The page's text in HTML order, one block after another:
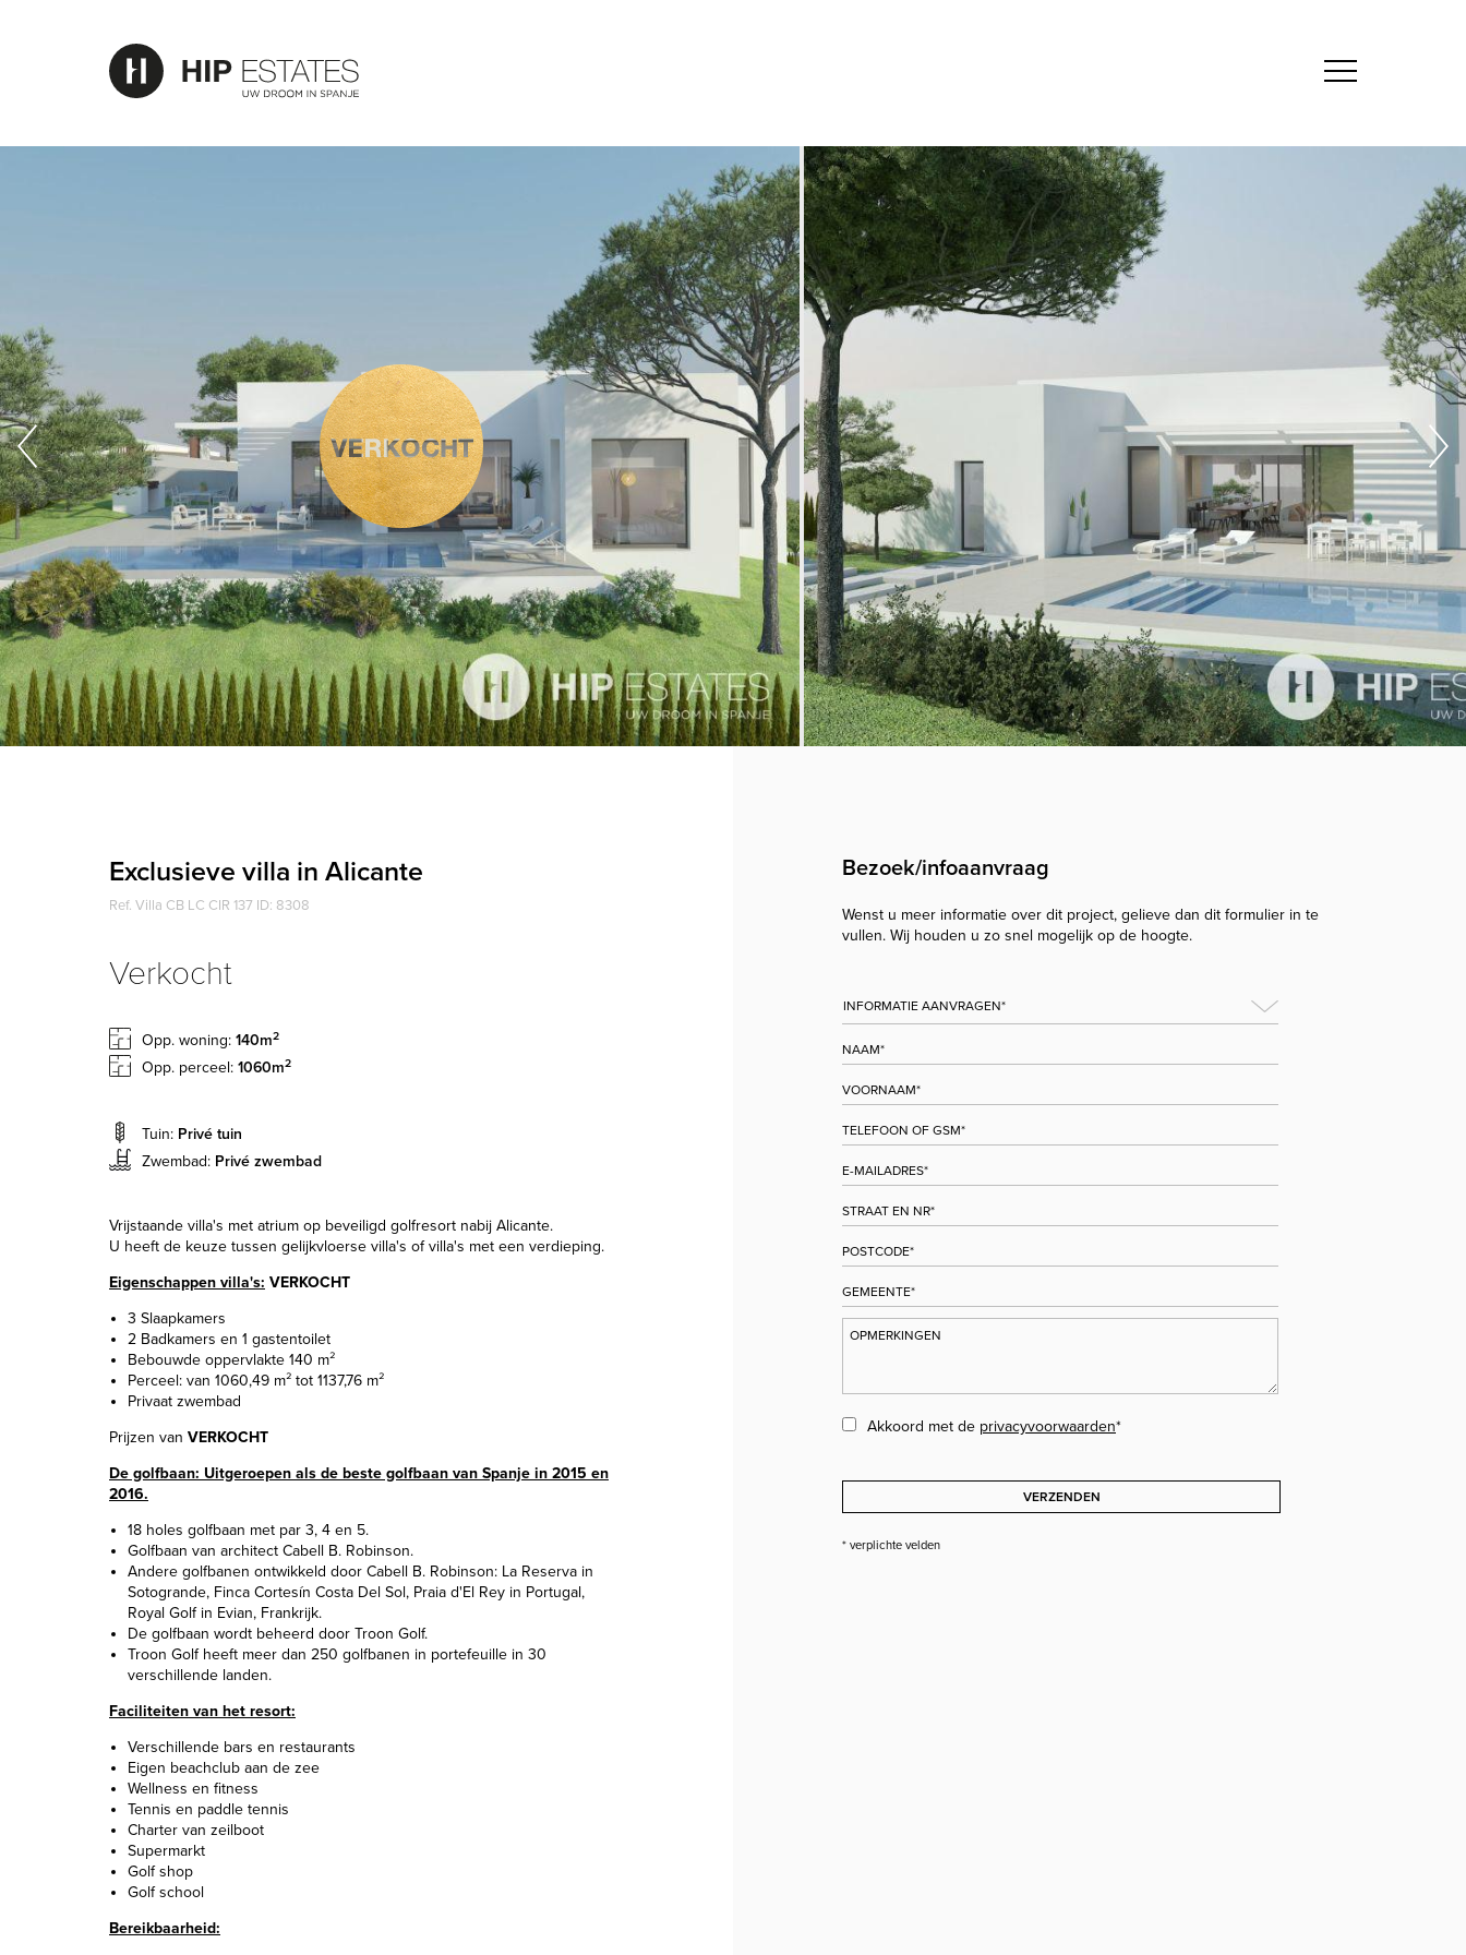
Exclusieve villa in Alicante
Ref. Villa CB LC CIR 137 ID: 8308
Verkocht
Opp. woning: 140m2
Opp. perceel: 1060m2
Tuin: Privé tuin
Zwembad: Privé zwembad
Vrijstaande villa's met atrium op beveiligd golfresort nabij Alicante.
U heeft de keuze tussen gelijkvloerse villa's of villa's met een verdieping.
Eigenschappen villa's: VERKOCHT
3 Slaapkamers
2 Badkamers en 1 gastentoilet
Bebouwde oppervlakte 140 m²
Perceel: van 1060,49 m² tot 1137,76 m²
Privaat zwembad
Prijzen van VERKOCHT
De golfbaan: Uitgeroepen als de beste golfbaan van Spanje in 2015 en
2016.
18 holes golfbaan met par 3, 4 en 5.
Golfbaan van architect Cabell B. Robinson.
Andere golfbanen ontwikkeld door Cabell B. Robinson: La Reserva in
Sotogrande, Finca Cortesín Costa Del Sol, Praia d'El Rey in Portugal,
Royal Golf in Evian, Frankrijk.
De golfbaan wordt beheerd door Troon Golf.
Troon Golf heeft meer dan 250 golfbanen in portefeuille in 30
verschillende landen.
Faciliteiten van het resort:
Verschillende bars en restaurants
Eigen beachclub aan de zee
Wellness en fitness
Tennis en paddle tennis
Charter van zeilboot
Supermarkt
Golf shop
Golf school
Bereikbaarheid:
Bezoek/infoaanvraag
Wenst u meer informatie over dit project, gelieve dan dit formulier in te
vullen. Wij houden u zo snel mogelijk op de hoogte.
Akkoord met de privacyvoorwaarden*
VERZENDEN
* verplichte velden